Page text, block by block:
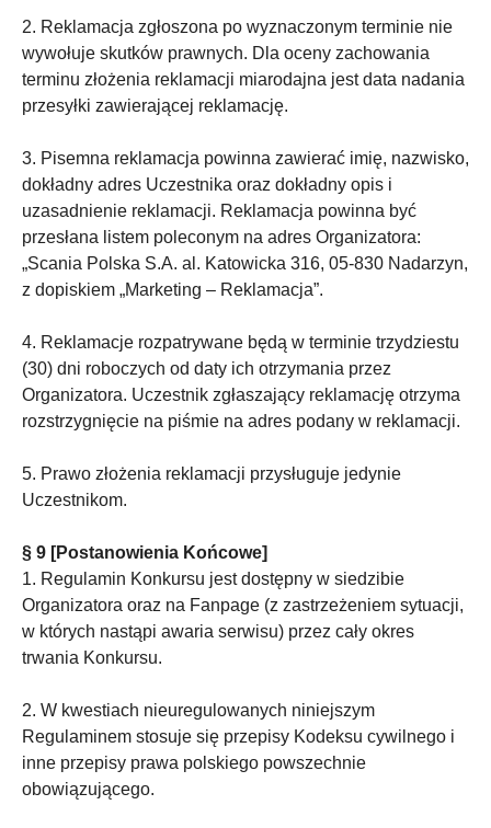
2. Reklamacja zgłoszona po wyznaczonym terminie nie
wywołuje skutków prawnych. Dla oceny zachowania
terminu złożenia reklamacji miarodajna jest data nadania
przesyłki zawierającej reklamację.
3. Pisemna reklamacja powinna zawierać imię, nazwisko,
dokładny adres Uczestnika oraz dokładny opis i
uzasadnienie reklamacji. Reklamacja powinna być
przesłana listem poleconym na adres Organizatora:
„Scania Polska S.A. al. Katowicka 316, 05-830 Nadarzyn,
z dopiskiem „Marketing – Reklamacja”.
4. Reklamacje rozpatrywane będą w terminie trzydziestu
(30) dni roboczych od daty ich otrzymania przez
Organizatora. Uczestnik zgłaszający reklamację otrzyma
rozstrzygnięcie na piśmie na adres podany w reklamacji.
5. Prawo złożenia reklamacji przysługuje jedynie
Uczestnikom.
§ 9 [Postanowienia Końcowe]
1. Regulamin Konkursu jest dostępny w siedzibie
Organizatora oraz na Fanpage (z zastrzeżeniem sytuacji,
w których nastąpi awaria serwisu) przez cały okres
trwania Konkursu.
2. W kwestiach nieuregulowanych niniejszym
Regulaminem stosuje się przepisy Kodeksu cywilnego i
inne przepisy prawa polskiego powszechnie
obowiązującego.